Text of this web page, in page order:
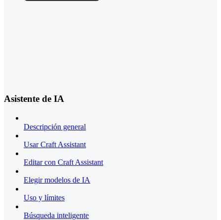
Asistente de IA
Descripción general
Usar Craft Assistant
Editar con Craft Assistant
Elegir modelos de IA
Uso y límites
Búsqueda inteligente